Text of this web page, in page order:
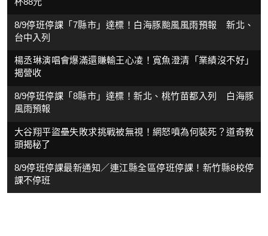
8/9停班停課「7縣市」達標！白海豚颱風風雨預報 新北、
台中入列
楊丞琳演唱會爆滿還賺輸王心凌！寬魚澄清「業績沒不好」
揭營收
8/9停班停課「8縣市」達標！新北、桃竹苗都入列 白海豚
風雨預報
大谷翔平盜壘失敗求挑戰被無視！網怒噴為何裝死？道奇教
頭揭秘了
8/9停班停課最新通知／連江縣全區停班停課！新竹縣8校停
課不停班